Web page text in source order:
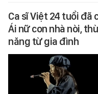
Ca sĩ Việt 24 tuổi đã
Ái nữ con nhà nòi,
năng từ gia đình